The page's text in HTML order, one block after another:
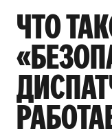
ЧТО